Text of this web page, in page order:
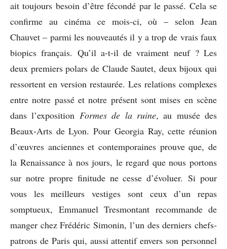
ait toujours besoin d’être fécondé par le passé. Cela se
confirme au cinéma ce mois-ci, où – selon Jean
Chauvet – parmi les nouveautés il y a trop de vrais faux
biopics français. Qu’il a-t-il de vraiment neuf ? Les
deux premiers polars de Claude Sautet, deux bijoux qui
ressortent en version restaurée. Les relations complexes
entre notre passé et notre présent sont mises en scène
dans l’exposition Formes de la ruine, au musée des
Beaux-Arts de Lyon. Pour Georgia Ray, cette réunion
d’œuvres anciennes et contemporaines prouve que, de
la Renaissance à nos jours, le regard que nous portons
sur notre propre finitude ne cesse d’évoluer. Si pour
vous les meilleurs vestiges sont ceux d’un repas
somptueux, Emmanuel Tresmontant recommande de
manger chez Frédéric Simonin, l’un des derniers chefs-
patrons de Paris qui, aussi attentif envers son personnel